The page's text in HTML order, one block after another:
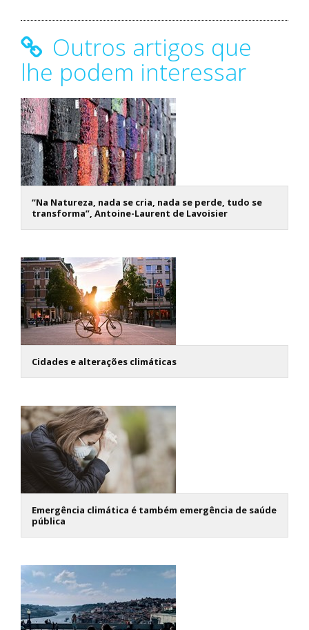
Outros artigos que
lhe podem interessar
“Na Natureza, nada se cria, nada se perde, tudo se
transforma”, Antoine-Laurent de Lavoisier
Cidades e alterações climáticas
Emergência climática é também emergência de saúde
pública